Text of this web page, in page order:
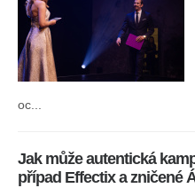
oc...
Jak může autentická
případ Effectix a zničené